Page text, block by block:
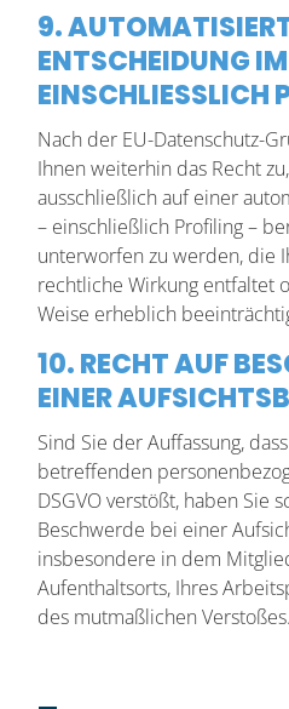
9.
ENTSCHEIDUNG
EINSCHLIESSLICH
Nach der EU-Datenschutz-
Ihnen weiterhin das Recht
ausschließlich auf einer
– einschließlich Profiling –
unterworfen zu werden, die
rechtliche Wirkung entfaltet
Weise erheblich
10. RECHT AUF
EINER
Sind Sie der Auffassung,
betreffenden
DSGVO verstößt, haben Sie
Beschwerde bei einer
insbesondere in dem
Aufenthaltsorts, Ihres
des mutmaßlichen Verstoßes.